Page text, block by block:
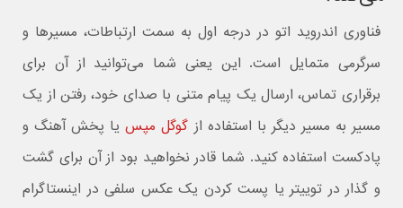
فناوری اندروید اتو در درجه اول به سمت ارتباطات، مسیرها و
سرگرمی متمایل است. این یعنی شما می‌توانید از آن برای
برقراری تماس، ارسال یک پیام متنی با صدای خود، رفتن از یک
مسیر به مسیر دیگر با استفاده از گوگل مپسیا پخش آهنگ و
پادکست استفاده کنید. شما قادر نخواهید بود از آن برای گشت
و گذار در توییتر یا پست کردن یک عکس سلفی در اینستاگرام